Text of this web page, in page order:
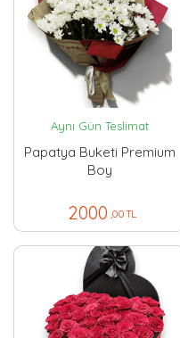
Aynı Gün Teslimat
Papatya Buketi Premium
Boy
2000 ,00 TL